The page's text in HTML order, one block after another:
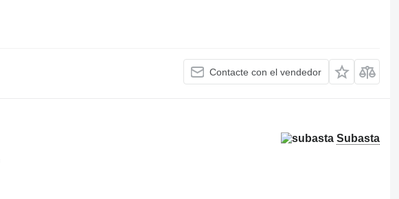
Contacte con el vendedor
Subasta